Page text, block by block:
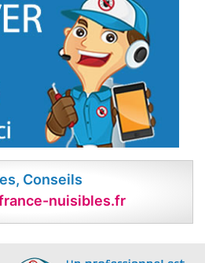
Conseils
nuisibles.fr